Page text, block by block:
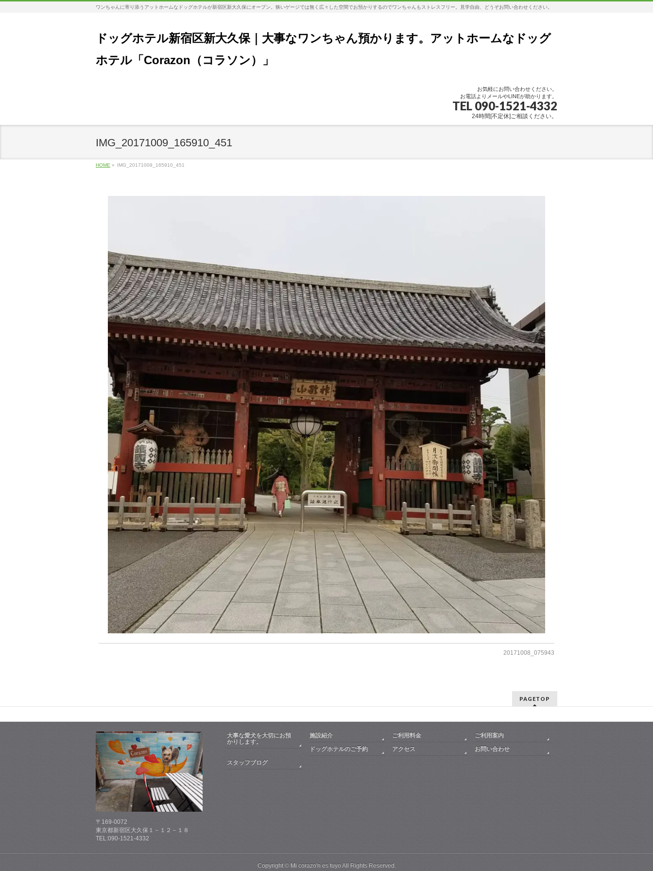
ワンちゃんに寄り添うアットホームなドッグホテルが新宿区新大久保にオープン。狭いゲージでは無く広々した空間でお預かりするのでワンちゃんもストレスフリー。見学自由、どうぞお問い合わせください。
ドッグホテル新宿区新大久保｜大事なワンちゃん預かります。アットホームなドッグ
ホテル「Corazon（コラソン）」
お気軽にお問い合わせください。
お電話よりメールやLINEが助かります。
TEL 090-1521-4332
24時間[不定休]ご相談ください。
IMG_20171009_165910_451
HOME » IMG_20171009_165910_451
20171008_075943
PAGETOP
〒169-0072
東京都新宿区大久保１－１２－１８
TEL:090-1521-4332
大事な愛犬を大切にお預
かりします。
施設紹介 ご利用料金
ご利用案内
ドッグホテルのご予約
アクセス
お問い合わせ
スタッフブログ
Copyright © Mi corazo'n es tuyo All Rights Reserved.